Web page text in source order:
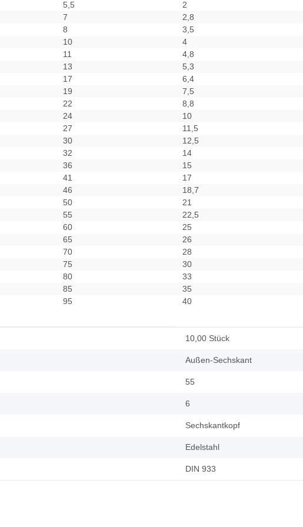
5,5 2
7 2,8
8 3,5
10 4
11 4,8
13 5,3
17 6,4
19 7,5
22 8,8
24 10
27 11,5
30 12,5
32 14
36 15
41 17
46 18,7
50 21
55 22,5
60 25
65 26
70 28
75 30
80 33
85 35
95 40
10,00 Stück
Außen-Sechskant
55
6
Sechskantkopf
Edelstahl
DIN 933